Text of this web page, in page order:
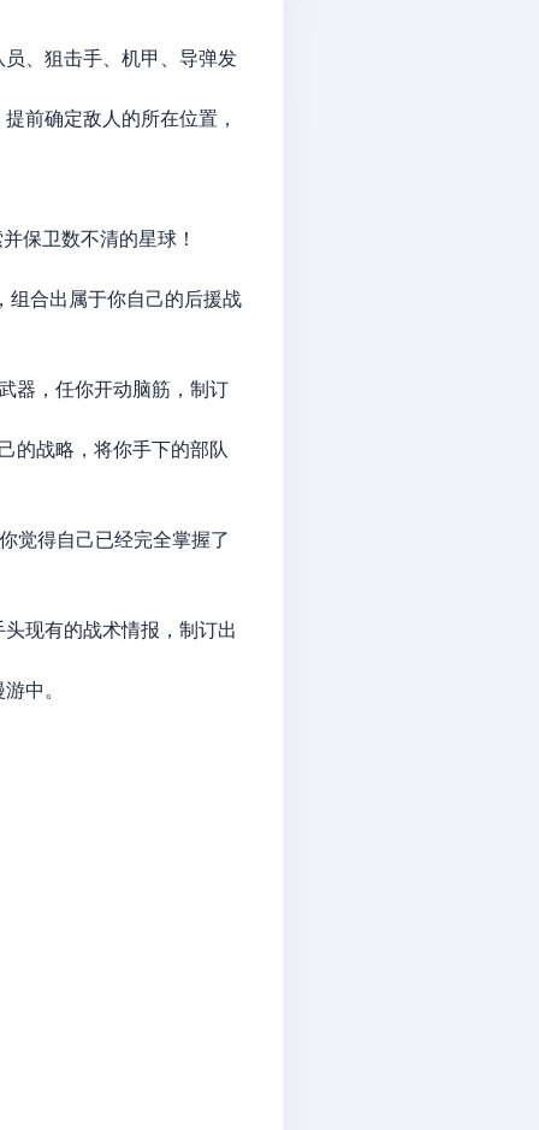
、狙击手、机甲、导弹发
前确定敌人的所在位置，
保卫数不清的星球！
组合出属于你自己的后援战
器，任你开动脑筋，制订
的战略，将你手下的部队
觉得自己已经完全掌握了
现有的战术情报，制订出
中。